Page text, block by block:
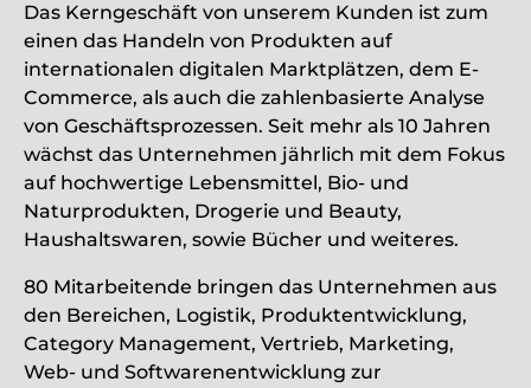
Das Kerngeschäft von unserem Kunden ist zum
einen das Handeln von Produkten auf
internationalen digitalen Marktplätzen, dem E-
Commerce, als auch die zahlenbasierte Analyse
von Geschäftsprozessen. Seit mehr als 10 Jahren
wächst das Unternehmen jährlich mit dem Fokus
auf hochwertige Lebensmittel, Bio- und
Naturprodukten, Drogerie und Beauty,
Haushaltswaren, sowie Bücher und weiteres.
80 Mitarbeitende bringen das Unternehmen aus
den Bereichen, Logistik, Produktentwicklung,
Category Management, Vertrieb, Marketing,
Web- und Softwarenentwicklung zur